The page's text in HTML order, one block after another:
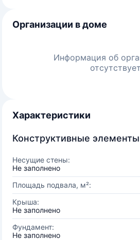
Организации в доме
Информация об
отсутствует
Характеристики
Конструктивные элементы
Несущие стены:
Не заполнено
Площадь подвала, м²:
Крыша:
Не заполнено
Фундамент:
Не заполнено